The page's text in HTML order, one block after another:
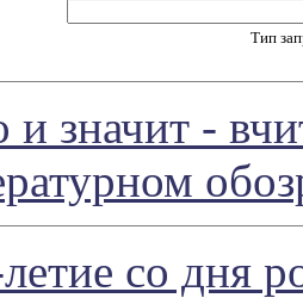
Тип
и значит -
со дня